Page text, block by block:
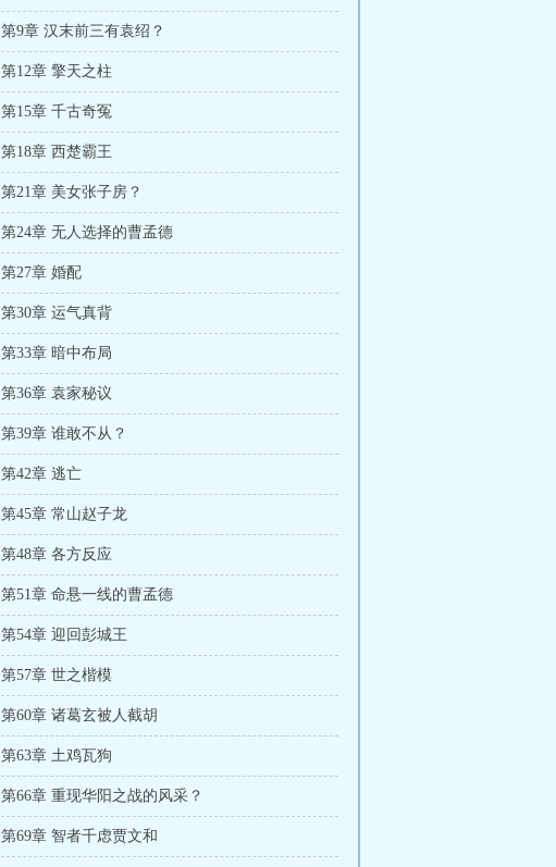
第9章 汉末前三有袁绍？
第12章 擎天之柱
第15章 千古奇冤
第18章 西楚霸王
第21章 美女张子房？
第24章 无人选择的曹孟德
第27章 婚配
第30章 运气真背
第33章 暗中布局
第36章 袁家秘议
第39章 谁敢不从？
第42章 逃亡
第45章 常山赵子龙
第48章 各方反应
第51章 命悬一线的曹孟德
第54章 迎回彭城王
第57章 世之楷模
第60章 诸葛玄被人截胡
第63章 土鸡瓦狗
第66章 重现华阳之战的风采？
第69章 智者千虑贾文和